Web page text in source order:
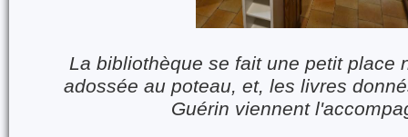
La bibliothèque se fait une petit place
adossée au poteau, et, les livres
Guérin viennent